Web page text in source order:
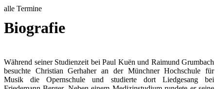
alle Termine
Biografie
Während seiner Studienzeit bei Paul Kuën und Raimund Grumbach
besuchte Christian Gerhaher an der Münchner Hochschule für
Musik die Opernschule und studierte dort Liedgesang bei